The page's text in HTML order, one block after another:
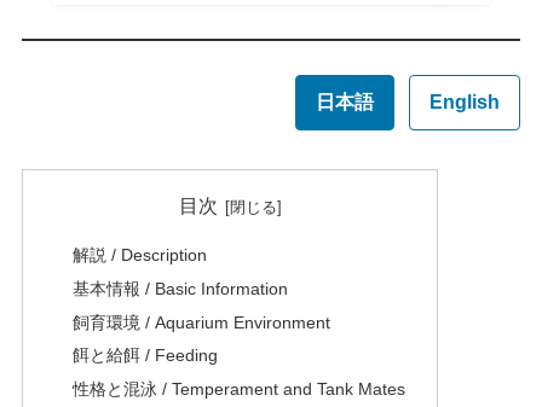
日本語 English
目次
解説 / Description
基本情報 / Basic Information
飼育環境 / Aquarium Environment
餌と給餌 / Feeding
性格と混泳 / Temperament and Tank Mates